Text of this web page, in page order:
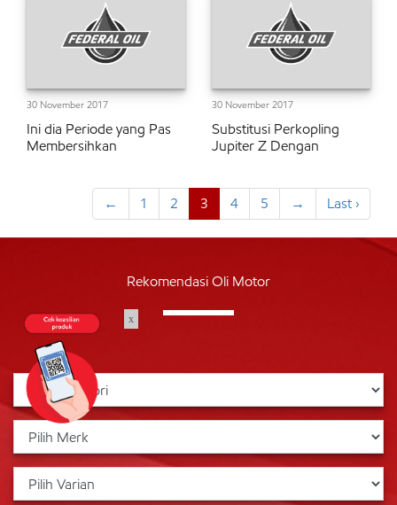
30 November 2017
Ini dia Periode yang Pas
Membersihkan
30 November 2017
Substitusi Perkopling
Jupiter Z Dengan
← 1 2 3 4 5 → Last ›
Rekomendasi Oli Motor
x